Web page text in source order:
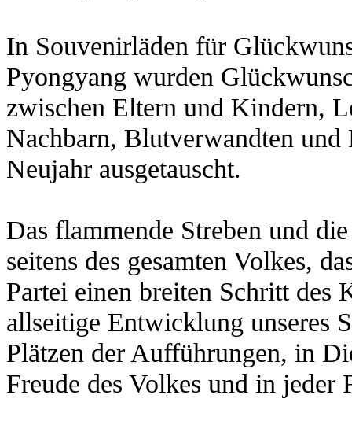
In Souvenirläden für
Pyongyang wurden
zwischen Eltern und Kindern,
Nachbarn, Blutverwandten
Neujahr ausgetauscht.
Das flammende Streben und
seitens des gesamten Volkes,
Partei einen breiten Schritt des
allseitige Entwicklung unseres
Plätzen der Aufführungen, in
Freude des Volkes und in jeder